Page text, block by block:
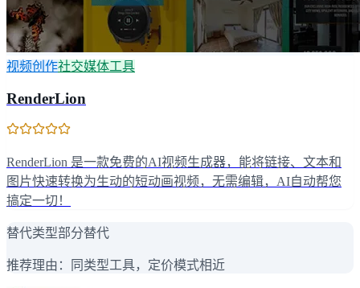
视频创作社交媒体工具
RenderLion
RenderLion 是一款免费的AI视频生成器，能将链接、文本和
图片快速转换为生动的短动画视频，无需编辑，AI自动帮您
搞定一切！
替代类型部分替代
推荐理由： 同类型工具，定价模式相近